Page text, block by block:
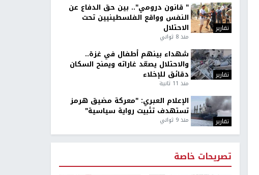
تقارير
" قانون درومي".. بين حق الدفاع عن
النفس وواقع الفلسطينيين تحت
الاحتلال
منذ 8 ثواني
تقارير
شهداء بينهم أطفال في غزة..
والاحتلال يصعّد غاراته ويمنح السكان
دقائق للإخلاء
منذ 11 ثانية
تقارير
الإعلام العبري: "معركة مضيق هرمز
تستهدف تثبيت رواية سياسية"
منذ 9 ثواني
تصريحات خاصة